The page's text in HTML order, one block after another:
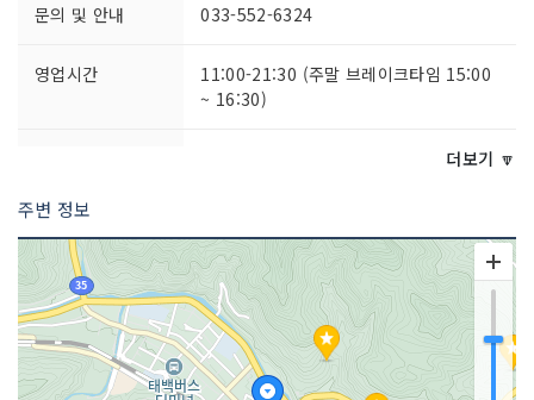
문의 및 안내 033-552-6324
영업시간
11:00-21:30 (주말 브레이크타임 15:00
~ 16:30)
쉬는날 매주 월요일 / 설·추석 연휴
취급 메뉴
등심 / 치마살 / 갈비살 / 육회 / 선지해장
국 등
인허가번호 19910391013
더보기 🔽
주변 정보